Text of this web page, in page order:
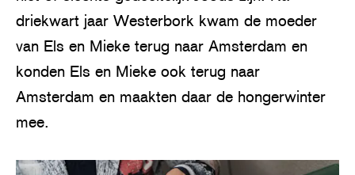
driekwart jaar Westerbork kwam de moeder
van Els en Mieke terug naar Amsterdam en
konden Els en Mieke ook terug naar
Amsterdam en maakten daar de hongerwinter
mee.